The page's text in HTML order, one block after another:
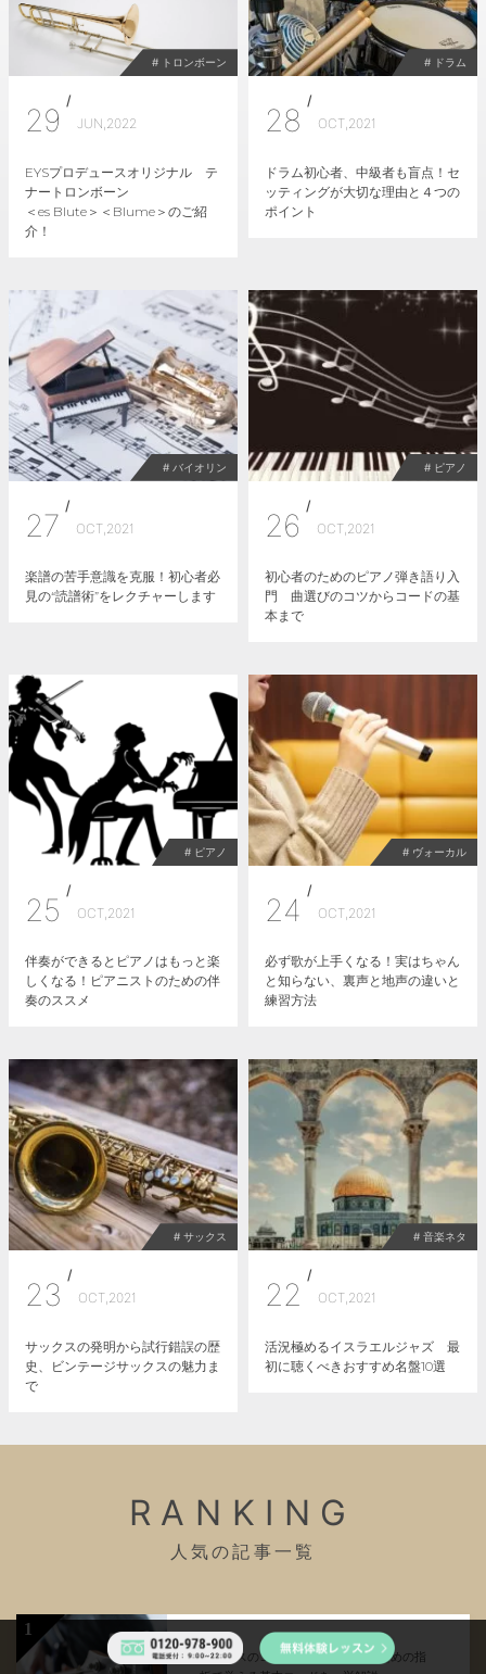
# トロンボーン
29
/
JUN,2022
EYSプロデュースオリジナル テ
ナートロンボーン
＜es Blute＞＜Blume＞のご紹
介！
# ドラム
28
/
OCT,2021
ドラム初心者、中級者も盲点！セ
ッティングが大切な理由と４つの
ポイント
# バイオリン
27
/
OCT,2021
楽譜の苦手意識を克服！初心者必
見の“読譜術”をレクチャーします
# ピアノ
26
/
OCT,2021
初心者のためのピアノ弾き語り入
門 曲選びのコツからコードの基
本まで
# ピアノ
25
/
OCT,2021
伴奏ができるとピアノはもっと楽
しくなる！ピアニストのための伴
奏のススメ
# ヴォーカル
24
/
OCT,2021
必ず歌が上手くなる！実はちゃん
と知らない、裏声と地声の違いと
練習方法
# サックス
23
/
OCT,2021
サックスの発明から試行錯誤の歴
史、ビンテージサックスの魅力ま
で
# 音楽ネタ
22
/
OCT,2021
活況極めるイスラエルジャズ 最
初に聴くべきおすすめ名盤10選
RANKING
人気の記事一覧
1
【ベースのコード講座】初心者のための指